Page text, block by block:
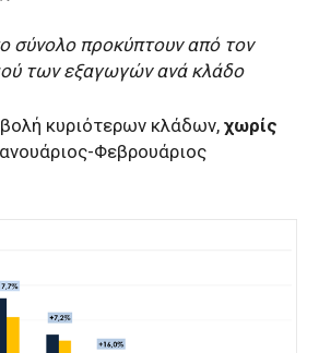
σύνολο προκύπτουν από τον
των εξαγωγών ανά κλάδο
κυριότερων κλάδων, χωρίς
Φεβρουάριος